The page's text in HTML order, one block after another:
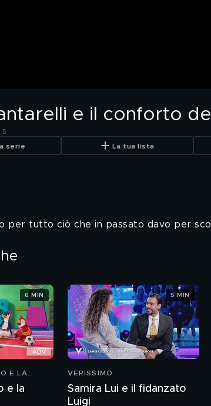
e il conforto
5
serie La tua lista
per tutto ciò che in passato davo per
E LA
e la
6 MIN
VERISSIMO
Samira Lui e il fidanzato
Luigi
5 MIN